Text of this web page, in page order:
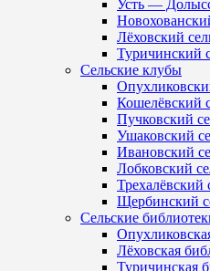
Усть —
Лёховский
Туричинский
Сельские клубы
Кошелёвский
Пучковский
Ушаковский
Ивановский
Лобковский
Трехалёвский
Щербинский
Сельские
Лёховская
Туричинская